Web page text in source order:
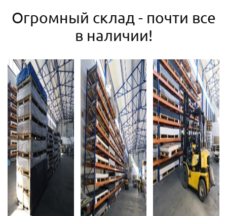
Огромный склад - почти все
в наличии!